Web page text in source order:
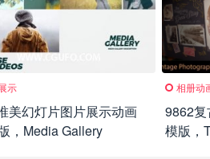
示
美幻灯片图片展示动画
，Media Gallery
相册动
9862
模版，